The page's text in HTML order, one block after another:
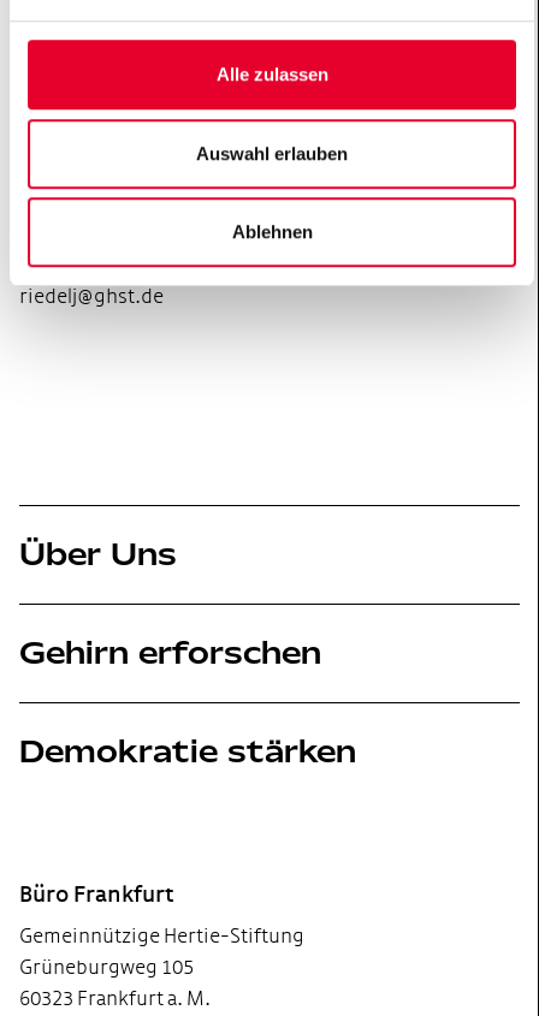
Alle zulassen
Auswahl erlauben
Ablehnen
100.000 € Preisgeld nun ihre Wirkungskreise aus.
Derzeit läuft die Contestphase für den DIP 2018 – noch
bis zum 9.5.2018 kann jeder mitmachen und spenden.
Julia Riedel
Tel. 069/660 756-162
riedelj@ghst.de
Über Uns
Gehirn erforschen
Demokratie stärken
Büro Frankfurt
Gemeinnützige Hertie-Stiftung
Grüneburgweg 105
60323 Frankfurt a. M.